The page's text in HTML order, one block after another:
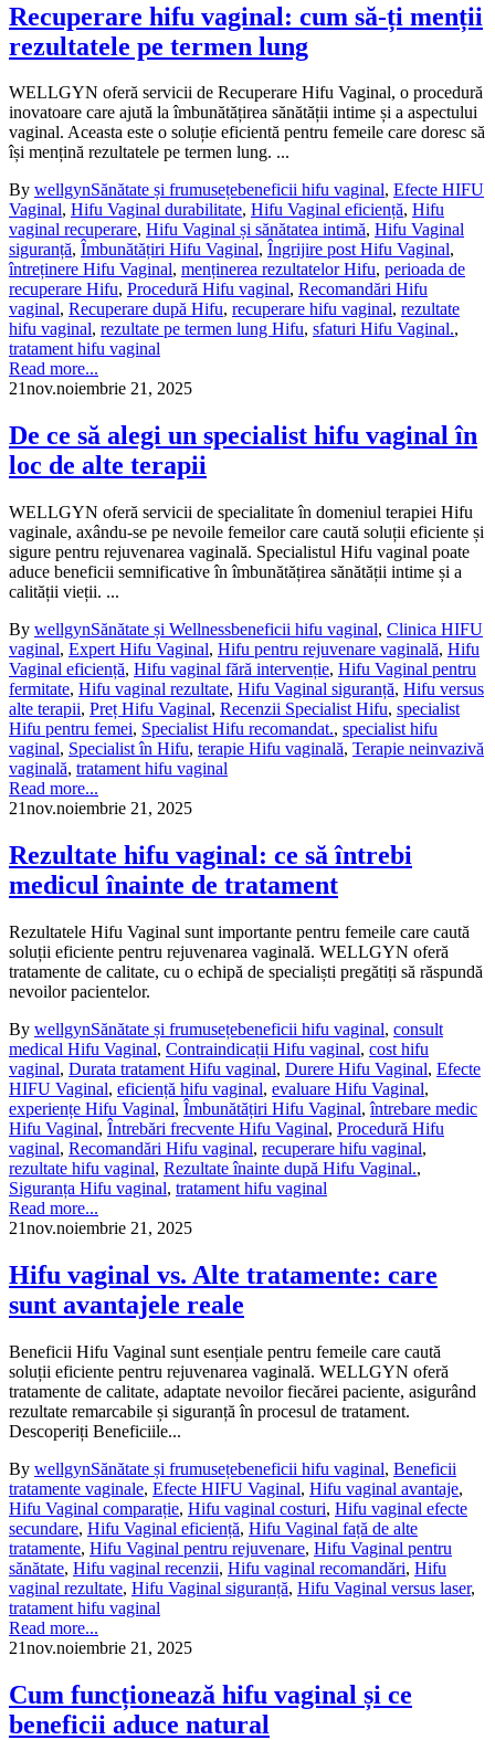
Recuperare hifu vaginal: cum să-ți menții
rezultatele pe termen lung
WELLGYN oferă servicii de Recuperare Hifu Vaginal, o procedură
inovatoare care ajută la îmbunătățirea sănătății intime și a aspectului
vaginal. Aceasta este o soluție eficientă pentru femeile care doresc să
își mențină rezultatele pe termen lung. ...
By wellgynSănătate și frumusețebeneficii hifu vaginal, Efecte HIFU
Vaginal, Hifu Vaginal durabilitate, Hifu Vaginal eficiență, Hifu
vaginal recuperare, Hifu Vaginal și sănătatea intimă, Hifu Vaginal
siguranță, Îmbunătățiri Hifu Vaginal, Îngrijire post Hifu Vaginal,
întreținere Hifu Vaginal, menținerea rezultatelor Hifu, perioada de
recuperare Hifu, Procedură Hifu vaginal, Recomandări Hifu
vaginal, Recuperare după Hifu, recuperare hifu vaginal, rezultate
hifu vaginal, rezultate pe termen lung Hifu, sfaturi Hifu Vaginal.,
tratament hifu vaginal
Read more...
21nov.noiembrie 21, 2025
De ce să alegi un specialist hifu vaginal în
loc de alte terapii
WELLGYN oferă servicii de specialitate în domeniul terapiei Hifu
vaginale, axându-se pe nevoile femeilor care caută soluții eficiente și
sigure pentru rejuvenarea vaginală. Specialistul Hifu vaginal poate
aduce beneficii semnificative în îmbunătățirea sănătății intime și a
calității vieții. ...
By wellgynSănătate și Wellnessbeneficii hifu vaginal, Clinica HIFU
vaginal, Expert Hifu Vaginal, Hifu pentru rejuvenare vaginală, Hifu
Vaginal eficiență, Hifu vaginal fără intervenție, Hifu Vaginal pentru
fermitate, Hifu vaginal rezultate, Hifu Vaginal siguranță, Hifu versus
alte terapii, Preț Hifu Vaginal, Recenzii Specialist Hifu, specialist
Hifu pentru femei, Specialist Hifu recomandat., specialist hifu
vaginal, Specialist în Hifu, terapie Hifu vaginală, Terapie neinvazivă
vaginală, tratament hifu vaginal
Read more...
21nov.noiembrie 21, 2025
Rezultate hifu vaginal: ce să întrebi
medicul înainte de tratament
Rezultatele Hifu Vaginal sunt importante pentru femeile care caută
soluții eficiente pentru rejuvenarea vaginală. WELLGYN oferă
tratamente de calitate, cu o echipă de specialiști pregătiți să răspundă
nevoilor pacientelor.
By wellgynSănătate și frumusețebeneficii hifu vaginal, consult
medical Hifu Vaginal, Contraindicații Hifu vaginal, cost hifu
vaginal, Durata tratament Hifu vaginal, Durere Hifu Vaginal, Efecte
HIFU Vaginal, eficiență hifu vaginal, evaluare Hifu Vaginal,
experiențe Hifu Vaginal, Îmbunătățiri Hifu Vaginal,întrebare medic
Hifu Vaginal, Întrebări frecvente Hifu Vaginal, Procedură Hifu
vaginal, Recomandări Hifu vaginal, recuperare hifu vaginal,
rezultate hifu vaginal, Rezultate înainte după Hifu Vaginal.,
Siguranța Hifu vaginal, tratament hifu vaginal
Read more...
21nov.noiembrie 21, 2025
Hifu vaginal vs. Alte tratamente: care
sunt avantajele reale
Beneficii Hifu Vaginal sunt esențiale pentru femeile care caută
soluții eficiente pentru rejuvenarea vaginală. WELLGYN oferă
tratamente de calitate, adaptate nevoilor fiecărei paciente, asigurând
rezultate remarcabile și siguranță în procesul de tratament.
Descoperiți Beneficiile...
By wellgynSănătate și frumusețebeneficii hifu vaginal, Beneficii
tratamente vaginale, Efecte HIFU Vaginal, Hifu vaginal avantaje,
Hifu Vaginal comparație, Hifu vaginal costuri, Hifu vaginal efecte
secundare, Hifu Vaginal eficiență, Hifu Vaginal față de alte
tratamente, Hifu Vaginal pentru rejuvenare, Hifu Vaginal pentru
sănătate, Hifu vaginal recenzii, Hifu vaginal recomandări, Hifu
vaginal rezultate, Hifu Vaginal siguranță, Hifu Vaginal versus laser,
tratament hifu vaginal
Read more...
21nov.noiembrie 21, 2025
Cum funcționează hifu vaginal și ce
beneficii aduce natural